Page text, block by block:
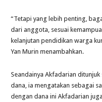
“Tetapi yang lebih penting,
dari anggota, sesuai
kelanjutan pendidikan warga
Yan Murin menambahkan.
Seandainya Akfadarian
dana, ia mengatakan sebagai
dengan dana ini Akfadarian